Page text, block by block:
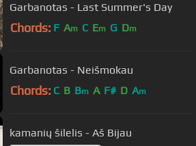
Garbanotas - Last Summer's Day
Chords: F Am C Em G Dm
Garbanotas - Neišmokau
Chords: C B Bm A F# D Am
kamanių šilelis - Aš Bijau